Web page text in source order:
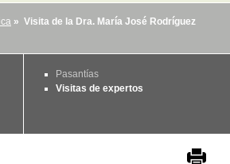
» Visita de la Dra. María José Rodríguez
Pasantías
Visitas de expertos